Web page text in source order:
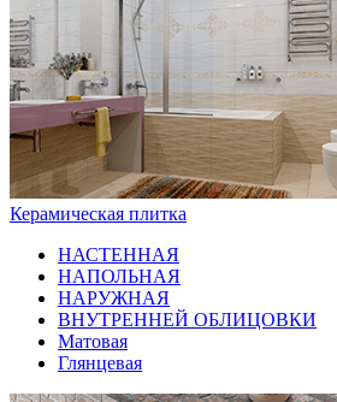
Керамическая плитка
НАСТЕННАЯ
НАПОЛЬНАЯ
НАРУЖНАЯ
ВНУТРЕННЕЙ ОБЛИЦОВКИ
Матовая
Глянцевая